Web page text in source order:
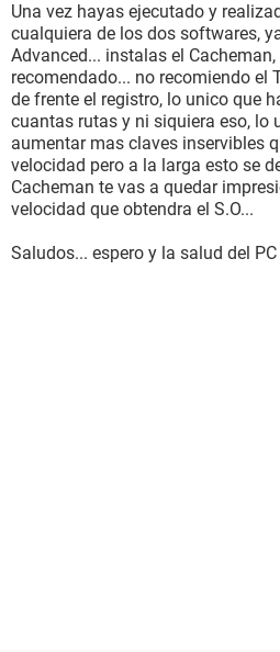
Una vez hayas ejecutado y
cualquiera de los dos softwares,
Advanced... instalas el
recomendado... no recomiendo el
de frente el registro, lo unico que
cuantas rutas y ni siquiera eso, lo
aumentar mas claves inservibles
velocidad pero a la larga esto se
Cacheman te vas a quedar
velocidad que obtendra el S.O...
Saludos... espero y la salud del PC